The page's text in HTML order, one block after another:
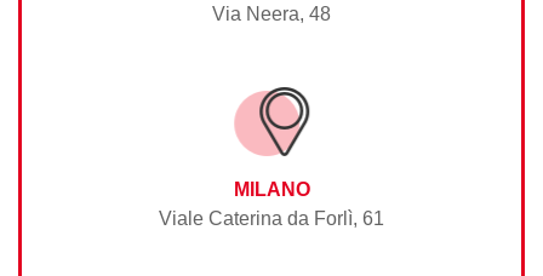
Via Neera, 48
MILANO
Viale Caterina da Forlì, 61